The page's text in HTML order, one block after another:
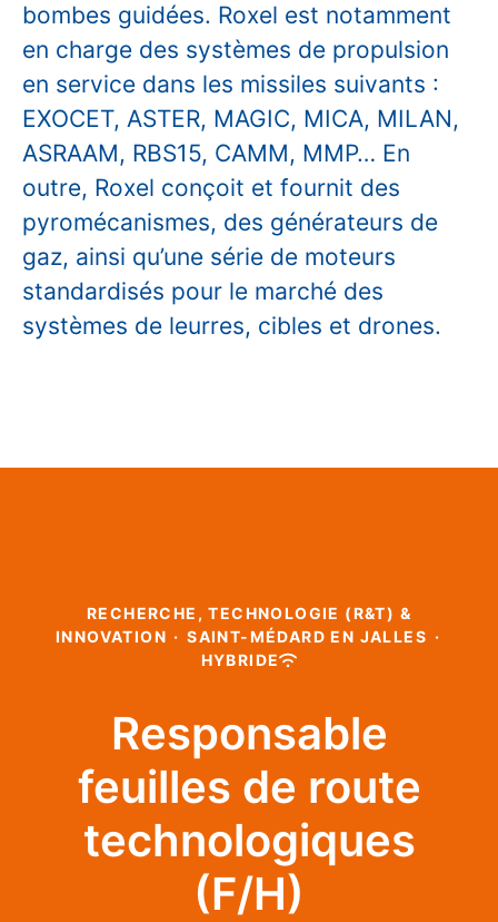
bombes guidées. Roxel est notamment
en charge des systèmes de propulsion
en service dans les missiles suivants :
EXOCET, ASTER, MAGIC, MICA, MILAN,
ASRAAM, RBS15, CAMM, MMP… En
outre, Roxel conçoit et fournit des
pyromécanismes, des générateurs de
gaz, ainsi qu’une série de moteurs
standardisés pour le marché des
systèmes de leurres, cibles et drones.
RECHERCHE, TECHNOLOGIE (R&T) &
INNOVATION · SAINT-MÉDARD EN JALLES ·
HYBRIDE
Responsable
feuilles de route
technologiques
(F/H)